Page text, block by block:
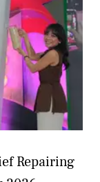
Repairing